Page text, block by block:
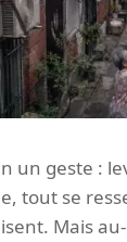
un geste :
tout se
Mais